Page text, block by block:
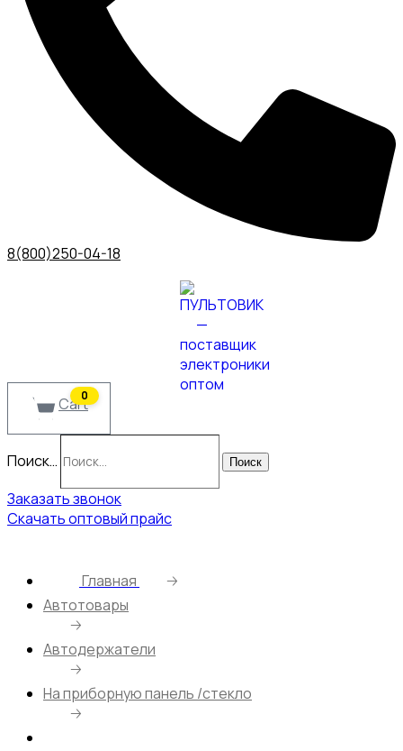
8(800)250-04-18
0
Cart
Поиск… Поиск
Заказать звонок
Скачать оптовый прайс
Главная
🡢
Автотовары
🡢
Автодержатели
🡢
На приборную панель /стекло
🡢